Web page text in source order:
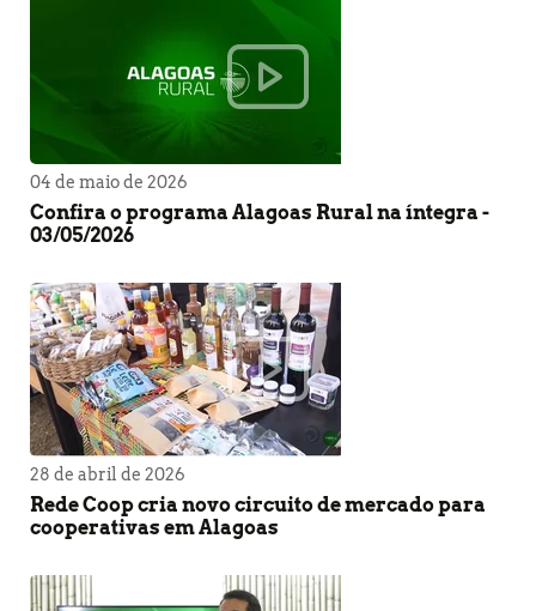
04 de maio de 2026
Confira o programa Alagoas Rural na íntegra -
03/05/2026
28 de abril de 2026
Rede Coop cria novo circuito de mercado para
cooperativas em Alagoas